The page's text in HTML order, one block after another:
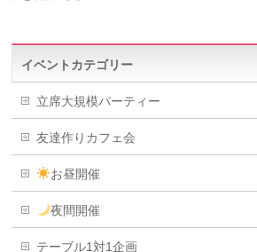
イベントカテゴリー
立席大規模パーティー
友達作りカフェ会
お昼開催
夜間開催
テーブル1対1企画